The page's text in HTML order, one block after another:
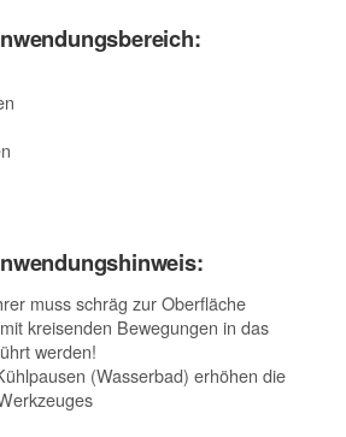
muss schräg zur Oberfläche
kreisenden Bewegungen in das
werden!
(Wasserbad) erhöhen die